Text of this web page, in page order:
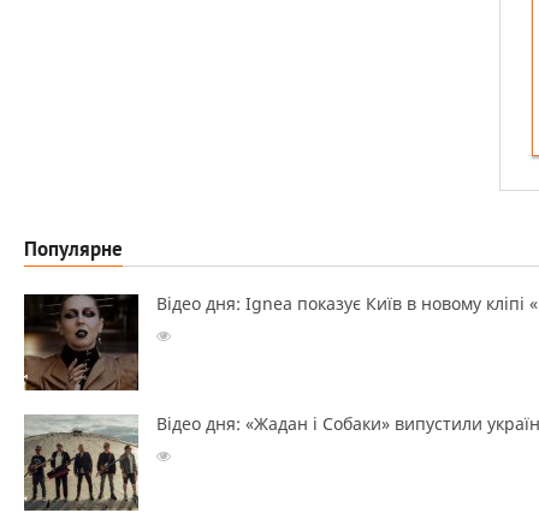
Популярне
Відео дня: Ignea показує Київ в новому кліпі
Відео дня: «Жадан і Собаки» випустили